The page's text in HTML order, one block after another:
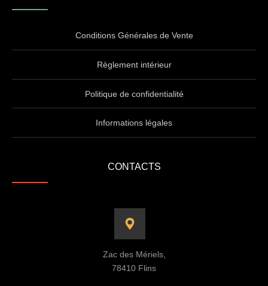
Conditions Générales de Vente
Règlement intérieur
Politique de confidentialité
Informations légales
CONTACTS
Zac des Mériels,
78410 Flins